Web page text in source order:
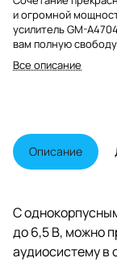
и огромной
усилитель GM-
вам полную
отсутствие любых
Все описание
Описание
С
до 6,5 В, можно
аудиосистему в